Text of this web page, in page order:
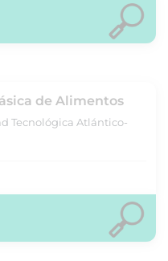
de Alimentos
Tecnológica Atlántico-